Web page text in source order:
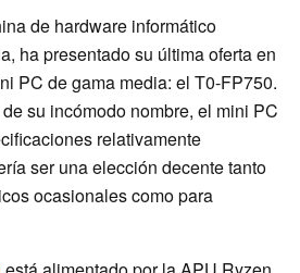
de hardware informático
ha presentado su última oferta en
PC de gama media: el T0-FP750.
su incómodo nombre, el mini PC
relativamente
ser una elección decente tanto
ocasionales como para